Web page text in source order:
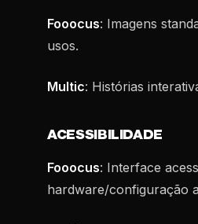
Fooocus: Imagens
usos.
Multic: Histórias
ACESSIBILIDADE
Fooocus: Interface
hardware/configuração